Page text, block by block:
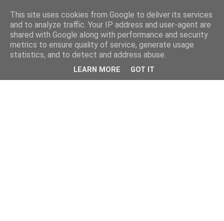
This site uses cookies from Google to deliver its services
and to analyze traffic. Your IP address and user-agent are
shared with Google along with performance and security
metrics to ensure quality of service, generate usage
statistics, and to detect and address abuse.
LEARN MORE GOT IT